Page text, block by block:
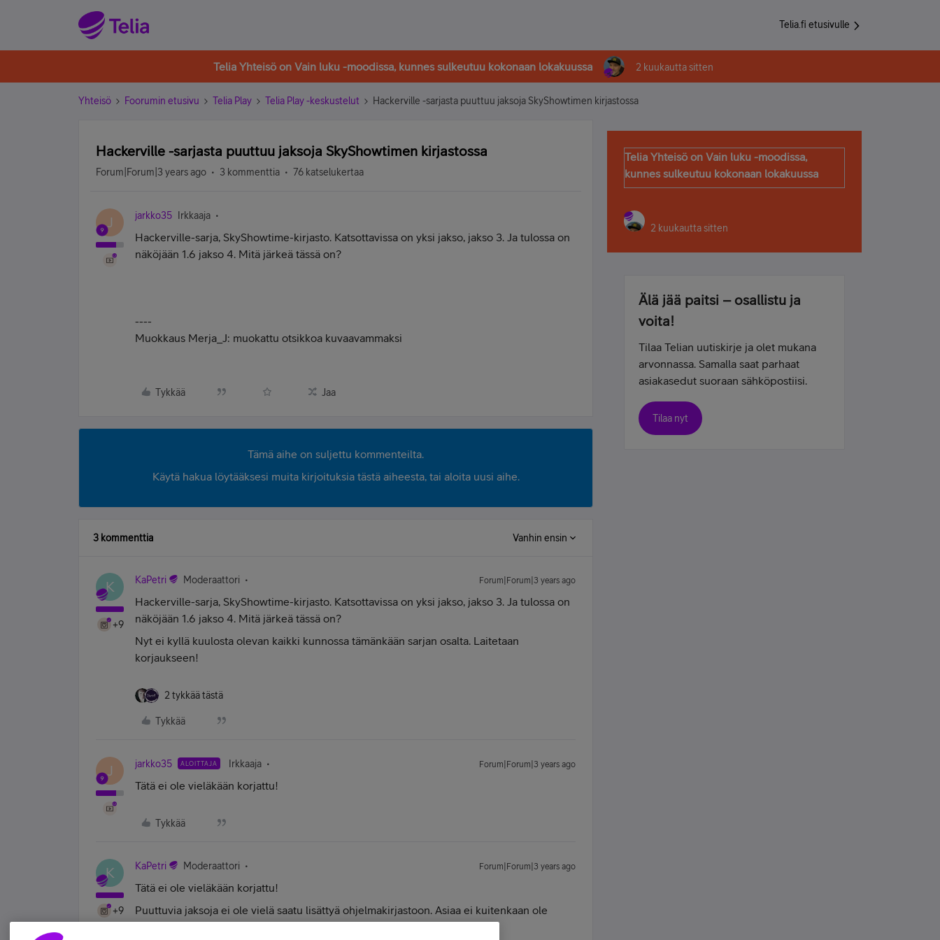
Telia.fi etusivulle
Telia Yhteisö on Vain luku -moodissa, kunnes sulkeutuu kokonaan lokakuussa 2 kuukautta sitten
Yhteisö Foorumin etusivu Telia Play Telia Play -keskustelut Hackerville -sarjasta puuttuu jaksoja SkyShowtimen kirjastossa
Hackerville -sarjasta puuttuu jaksoja SkyShowtimen kirjastossa
Forum|Forum|3 years ago 3 kommenttia 76 katselukertaa
J jarkko35 Irkkaaja
Hackerville-sarja, SkyShowtime-kirjasto. Katsottavissa on yksi jakso, jakso 3. Ja tulossa on
näköjään 1.6 jakso 4. Mitä järkeä tässä on?
----
Muokkaus Merja_J: muokattu otsikkoa kuvaavammaksi
Tykkää Jaa
Tämä aihe on suljettu kommenteilta.
Käytä hakua löytääksesi muita kirjoituksia tästä aiheesta, tai aloita uusi aihe.
3 kommenttia Vanhin ensin
K
+9
KaPetri Moderaattori Forum|Forum|3 years ago
Hackerville-sarja, SkyShowtime-kirjasto. Katsottavissa on yksi jakso, jakso 3. Ja tulossa on
näköjään 1.6 jakso 4. Mitä järkeä tässä on?
Nyt ei kyllä kuulosta olevan kaikki kunnossa tämänkään sarjan osalta. Laitetaan
korjaukseen!
2 tykkää tästä
Tykkää
J jarkko35 ALOITTAJA Irkkaaja Forum|Forum|3 years ago
Tätä ei ole vieläkään korjattu!
Tykkää
K
+9
KaPetri Moderaattori Forum|Forum|3 years ago
Tätä ei ole vieläkään korjattu!
Puuttuvia jaksoja ei ole vielä saatu lisättyä ohjelmakirjastoon. Asiaa ei kuitenkaan ole
Telia Yhteisö on Vain luku -moodissa,
kunnes sulkeutuu kokonaan lokakuussa
2 kuukautta sitten
Älä jää paitsi – osallistu ja
voita!
Tilaa Telian uutiskirje ja olet mukana
arvonnassa. Samalla saat parhaat
asiakasedut suoraan sähköpostiisi.
Tilaa nyt